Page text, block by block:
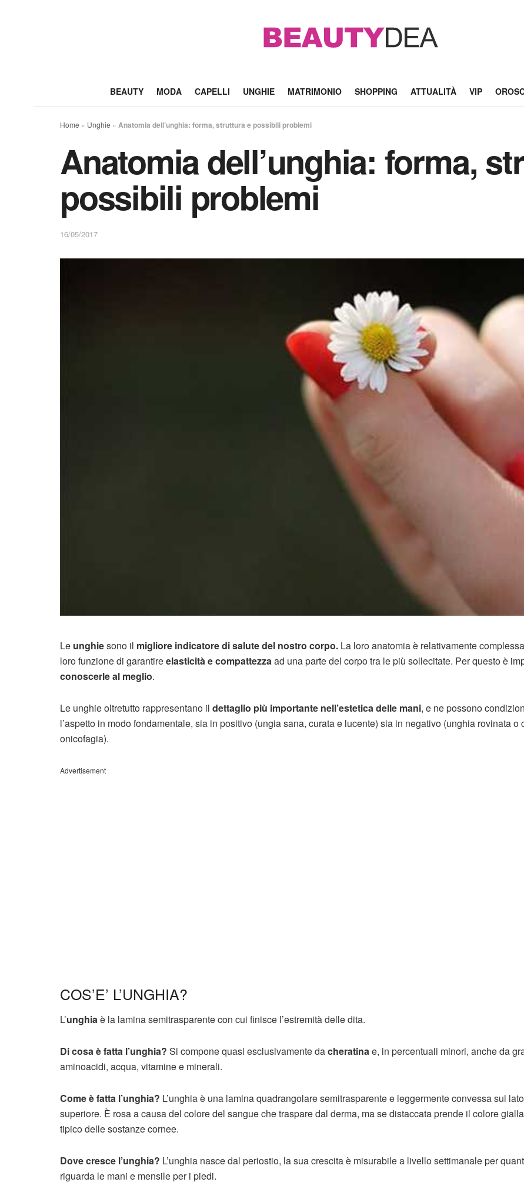
BEAUTY MODA CAPELLI UNGHIE MATRIMONIO SHOPPING ATTUALITÀ VIP
Home » Unghie » Anatomia dell’unghia: forma, struttura e possibili problemi
Anatomia dell’unghia: forma,
possibili problemi
16/05/2017
Le unghiesono il migliore indicatore di salute del nostro corpo. La loro anatomia è relativamente
loro funzione di garantireelasticità e compattezzaad una parte del corpo tra le più sollecitate. Per questo è
conoscerle al meglio.
Le unghie oltretutto rappresentano il dettaglio più importante nell’estetica delle mani, e ne possono
l’aspetto in modo fondamentale, sia in positivo (ungia sana, curata e lucente) sia in negativo (unghia rovinata o
onicofagia).
Advertisement
COS’E’ L’UNGHIA?
L’unghiaè la lamina semitrasparente con cui finisce l’estremità delle dita.
Di cosa è fatta l’unghia? Si compone quasi esclusivamente dacheratinae, in percentuali minori, anche da
aminoacidi, acqua, vitamine e minerali.
Come è fatta l’unghia? L’unghia è una lamina quadrangolare semitrasparente e leggermente convessa sul lato
superiore. È rosa a causa del colore del sangue che traspare dal derma, ma se distaccata prende il colore
tipico delle sostanze cornee.
Dove cresce l’unghia? L’unghia nasce dal periostio, la sua crescita è misurabile a livello settimanale per
riguarda le mani e mensile per i piedi.